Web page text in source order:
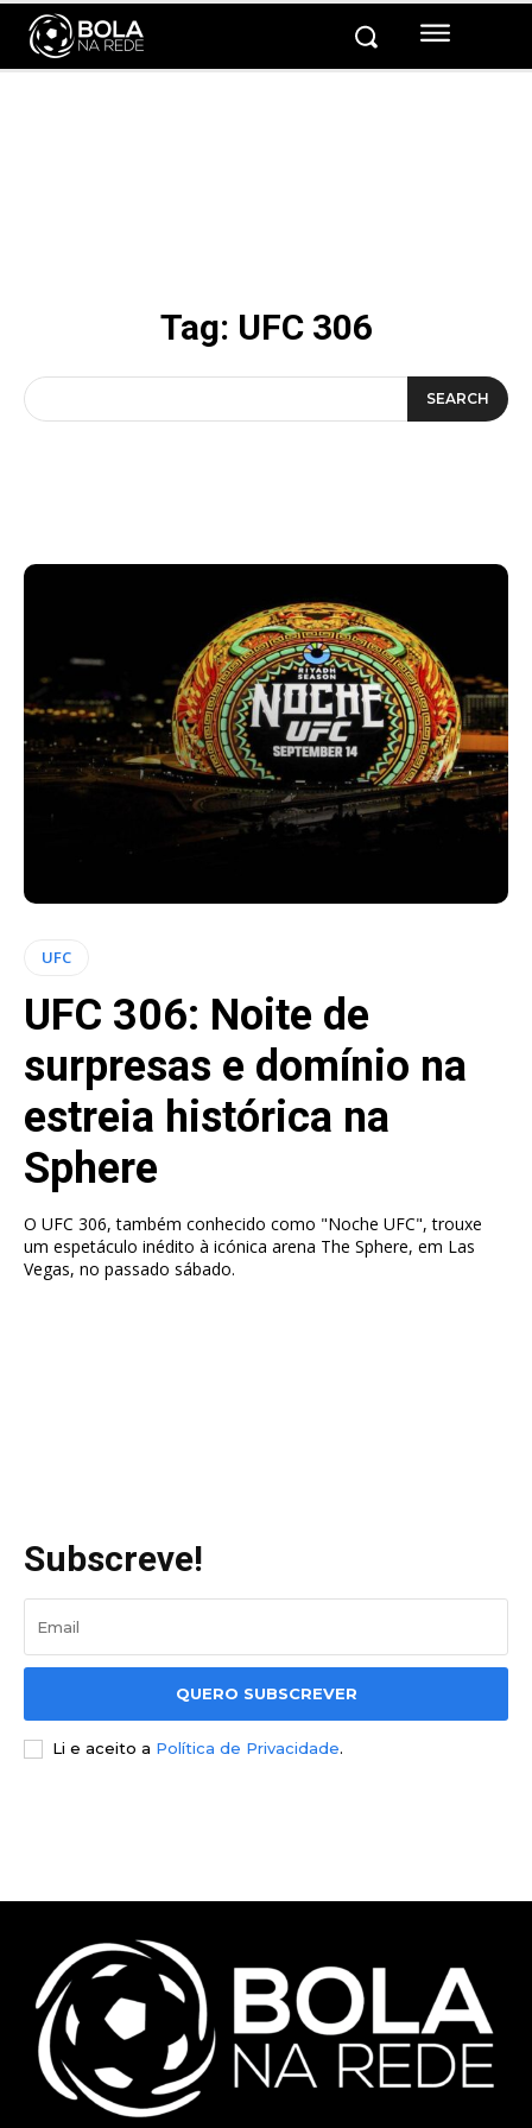
Tag: UFC 306
SEARCH
UFC
UFC 306: Noite de
surpresas e domínio na
estreia histórica na
Sphere
O UFC 306, também conhecido como "Noche UFC", trouxe
um espetáculo inédito à icónica arena The Sphere, em Las
Vegas, no passado sábado.
Subscreve!
QUERO SUBSCREVER
Li e aceito a Política de Privacidade.